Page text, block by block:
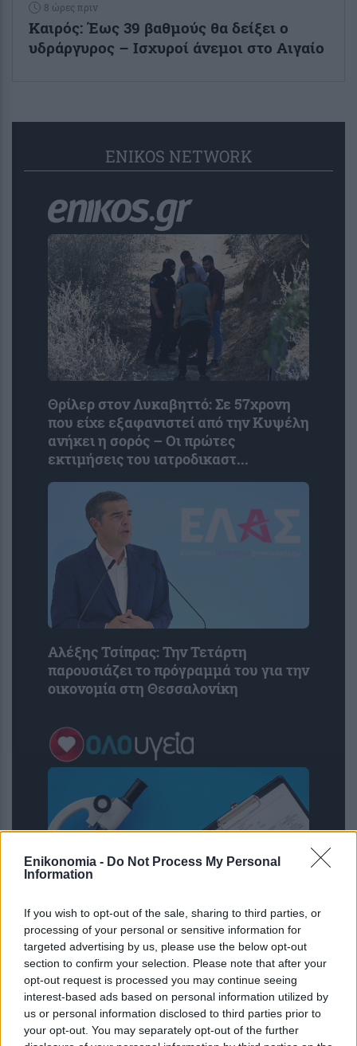
Enikonomia - Do Not Process My Personal
Information
If you wish to opt-out of the sale, sharing to third parties, or
processing of your personal or sensitive information for
targeted advertising by us, please use the below opt-out
section to confirm your selection. Please note that after your
opt-out request is processed you may continue seeing
interest-based ads based on personal information utilized by
us or personal information disclosed to third parties prior to
your opt-out. You may separately opt-out of the further
8 ώρες πριν
Καιρός: Έως 39 βαθμούς θα δείξει ο
υδράργυρος – Ισχυροί άνεμοι στο Αιγαίο
ENIKOS NETWORK
Θρίλερ στον Λυκαβηττό: Σε 57χρονη
που είχε εξαφανιστεί από την Κυψέλη
ανήκει η σορός – Οι πρώτες
εκτιμήσεις του ιατροδικαστ...
Αλέξης Τσίπρας: Την Τετάρτη
παρουσιάζει το πρόγραμμά του για την
οικονομία στη Θεσσαλονίκη
ΙΣΑ: Αναστολή της υποχρεωτικής
καταχώρισης διαγνωστικών
εξετάσεων στο Ψηφιακό Αποθετήριο